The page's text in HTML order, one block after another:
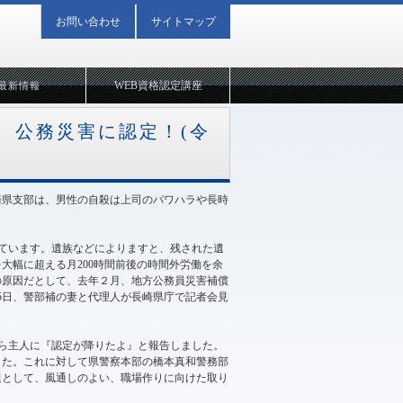
新情報
公務災害に認定！(令
支部は、男性の自殺は上司のパワハラや長時
います。遺族などによりますと、残された遺
幅に超える月200時間前後の時間外労働を余
因だとして、去年２月、地方公務員災害補償
、警部補の妻と代理人が長崎県庁で記者会見
人に『認定が降りたよ』と報告しました。
。これに対して県警察本部の橋本真和警務部
して、風通しのよい、職場作りに向けた取り
WEB資格認定講座
お問い合わせ サイトマップ